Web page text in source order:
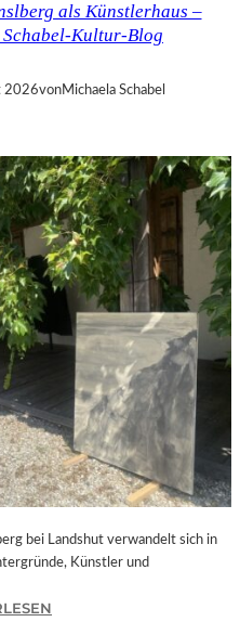
als Künstlerhaus –
Kultur-Blog
2026vonMichaela Schabel
bei Landshut verwandelt sich in
Künstler und